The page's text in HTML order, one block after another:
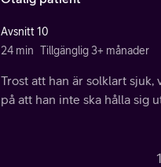
Avsnitt 10
24 min Tillgänglig 3+ månader
Trost att han är solklart sjuk,
på att han inte ska hålla sig